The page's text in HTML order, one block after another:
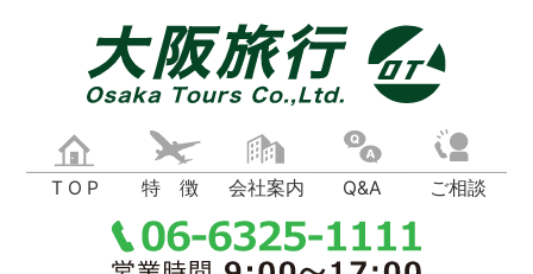
T O P 特 徴 会社案内 Q&A ご相談